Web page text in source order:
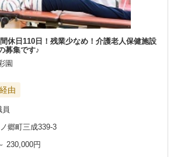
休日110日！残業少なめ！介護老人保健施設
募集です♪
園
由
郷町三成339-3
230,000円